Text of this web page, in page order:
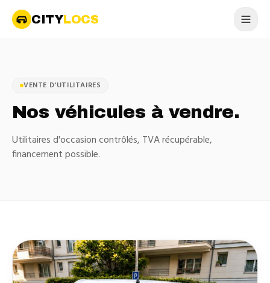
CITYLOCS
VENTE D'UTILITAIRES
Nos véhicules à vendre.
Utilitaires d'occasion contrôlés, TVA récupérable,
financement possible.